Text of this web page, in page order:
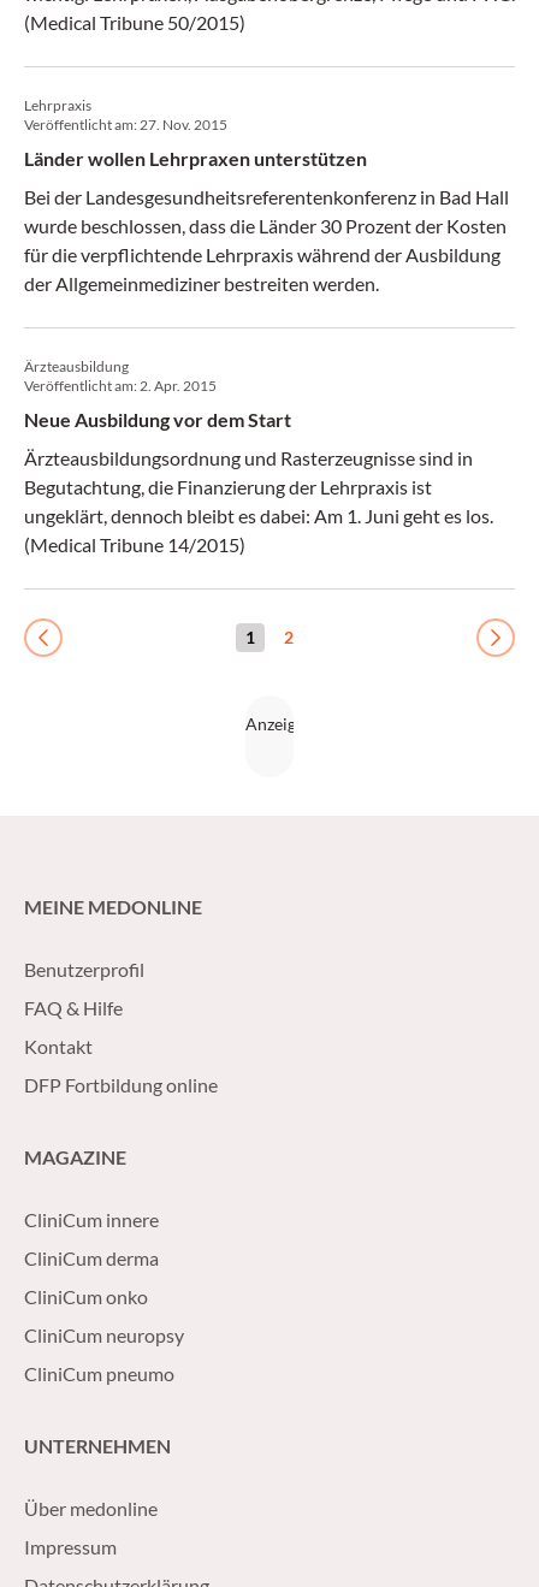
(Medical Tribune 50/2015)
Lehrpraxis
Veröffentlicht am:27. Nov. 2015
Länder wollen Lehrpraxen unterstützen
Bei der Landesgesundheitsreferentenkonferenz in Bad Hall
wurde beschlossen, dass die Länder 30 Prozent der Kosten
für die verpflichtende Lehrpraxis während der Ausbildung
der Allgemeinmediziner bestreiten werden.
Ärzteausbildung
Veröffentlicht am:2. Apr. 2015
Neue Ausbildung vor dem Start
Ärzteausbildungsordnung und Rasterzeugnisse sind in
Begutachtung, die Finanzierung der Lehrpraxis ist
ungeklärt, dennoch bleibt es dabei: Am 1. Juni geht es los.
(Medical Tribune 14/2015)
Previous 1 2 Next
MEINE MEDONLINE
Benutzerprofil
FAQ & Hilfe
Kontakt
DFP Fortbildung online
MAGAZINE
CliniCum innere
CliniCum derma
CliniCum onko
CliniCum neuropsy
CliniCum pneumo
UNTERNEHMEN
Über medonline
Impressum